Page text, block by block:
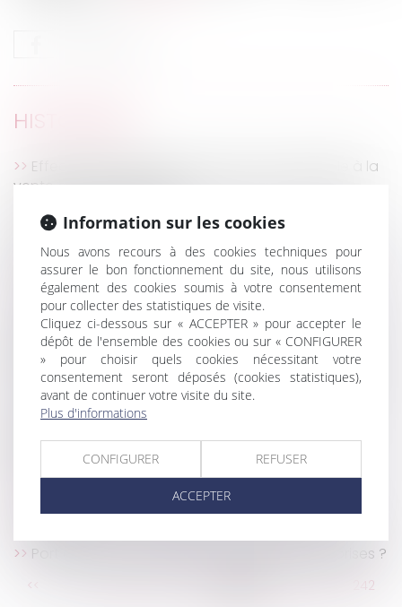
HISTORIQUE
Effectivité de l'étude géotechnique préalable à la
vente de terrain à bâtir
Rapport du Défenseur des droits au Comité des
droits de l’enfant de l’ONU
Jour férié du 15 août le samedi : quel impact sur le
décompte des congés payés ?
Canicule : que dit le droit du travail ?
Engagement de construire par un professionnel
de l’immobilier : quelle prescription pour le droit de
reprise de l’Administration ?
L’Autorité de la concurrence sanctionne un cartel
dans le secteur du jambon et de la charcuterie
Remise sur les majorations dues à l’URSSAF : la
preuve d’un événement irrésistible et extérieur est
Le mineur associé d'une société civile
Cinq choses à connaître sur l’absence injustifiée
Port du masque obligatoire : quid des entreprises ?
<< 242
Information sur les cookies
Nous avons recours à des cookies techniques pour
assurer le bon fonctionnement du site, nous utilisons
également des cookies soumis à votre consentement
pour collecter des statistiques de visite.
Cliquez ci-dessous sur « ACCEPTER » pour accepter le
dépôt de l'ensemble des cookies ou sur « CONFIGURER
» pour choisir quels cookies nécessitant votre
consentement seront déposés (cookies statistiques),
avant de continuer votre visite du site.
Plus d'informations
CONFIGURER REFUSER
ACCEPTER